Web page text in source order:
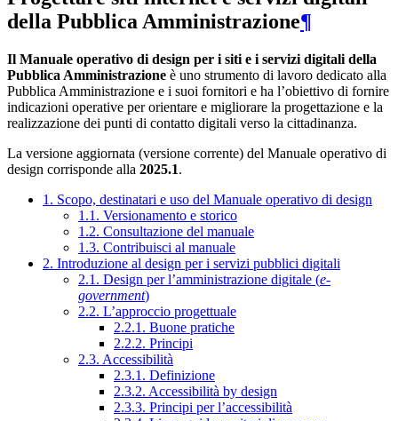
della Pubblica Amministrazione¶
Il Manuale operativo di design per i siti e i servizi digitali della
Pubblica Amministrazione è uno strumento di lavoro dedicato alla
Pubblica Amministrazione e i suoi fornitori e ha l’obiettivo di fornire
indicazioni operative per orientare e migliorare la progettazione e la
realizzazione dei punti di contatto digitali verso la cittadinanza.
La versione aggiornata (versione corrente) del Manuale operativo di
design corrisponde alla 2025.1.
1. Scopo, destinatari e uso del Manuale operativo di design
1.1. Versionamento e storico
1.2. Consultazione del manuale
1.3. Contribuisci al manuale
2. Introduzione al design per i servizi pubblici digitali
2.1. Design per l’amministrazione digitale (e-
government)
2.2. L’approccio progettuale
2.2.1. Buone pratiche
2.2.2. Principi
2.3. Accessibilità
2.3.1. Definizione
2.3.2. Accessibilità by design
2.3.3. Principi per l’accessibilità